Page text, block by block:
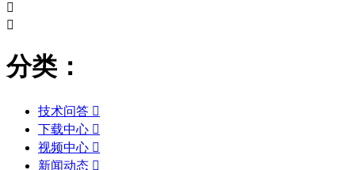


分类：
技术问答 
下载中心 
视频中心 
新闻动态 